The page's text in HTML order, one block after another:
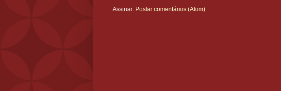
Assinar: Postar comentários (Atom)